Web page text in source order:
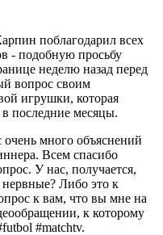
поблагодарил всех
- подобную просьбу
неделю назад перед
вопрос своим
игрушки, которая
последние месяцы.
много объяснений
Всем спасибо
У нас, получается,
нервные? Либо это к
к вам, что вы мне на
к которому
#matchtv.